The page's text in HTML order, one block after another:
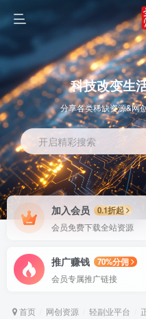
OS教程
科技改变生
分享各类稀缺资源&网
开启精彩搜索
加入会员
0.1折起
会员免费下载全站资源
推广赚钱
70%分佣
会员专属推广链接
首页 网创资源 轻副业平台